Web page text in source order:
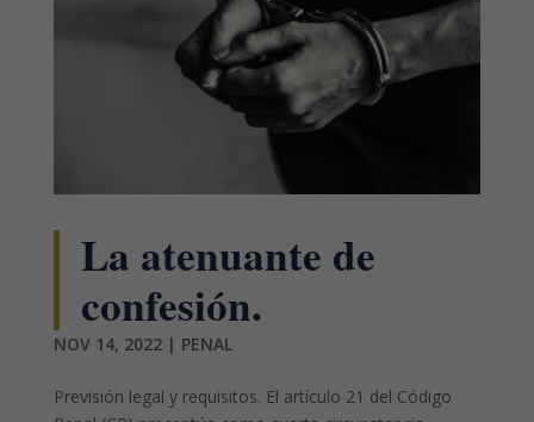
La atenuante de
confesión.
NOV 14, 2022| PENAL
Previsión legal y requisitos. El artículo 21 del Código